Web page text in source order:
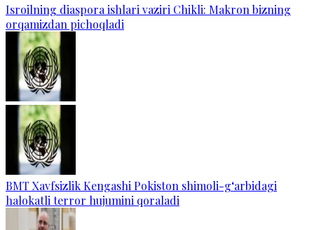
Isroilning diaspora ishlari vaziri Chikli: Makron bizning
orqamizdan pichoqladi
BMT Xavfsizlik Kengashi Pokiston shimoli-g‘arbidagi
halokatli terror hujumini qoraladi